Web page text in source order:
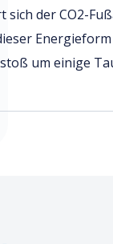
der CO2-
um einige